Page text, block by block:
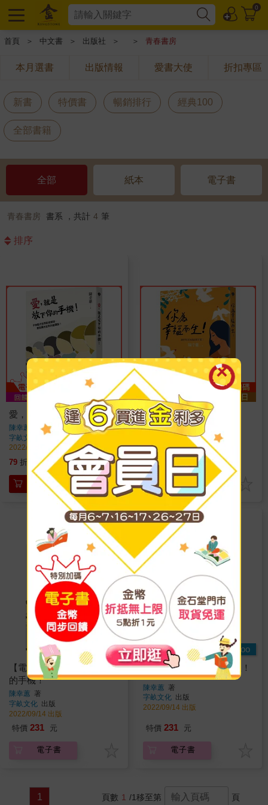
0
首頁 ＞ 中文書 ＞ 出版社 ＞ ＞ 青春書房
本月選書 出版情報 愛書大使 折扣專區
新書 特價書 暢銷排行 經典100
全部書籍
全部 紙本 電子書
青春書房 書系 ，共計 4 筆
排序
愛，就是放下你的手機！
陳幸蕙
著
字畝文化
出版
2022/09/14 出版
79 折 特價 261 元
加入購物車
你為幸福而生！
陳幸蕙著
出版
2022/09/14 出版
79 折 261 元
加入購物車
Readmoo
【電子書】愛，就是放下你
的手機！
陳幸蕙 著
字畝文化 出版
2022/09/14 出版
特價 231 元
電子書
Readmoo
【電子書】你為幸福而生！
陳幸蕙 著
字畝文化 出版
2022/09/14 出版
特價 231 元
電子書
1 頁數 1 /1移至第 頁